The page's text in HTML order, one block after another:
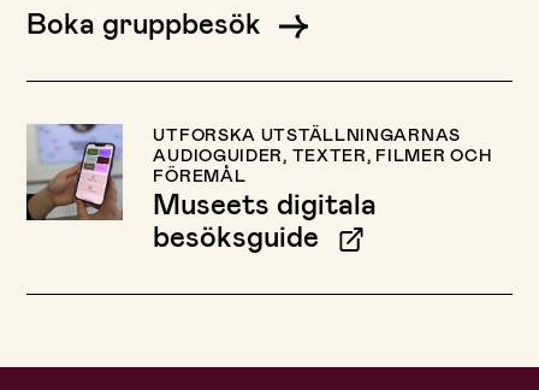
Boka gruppbesök
UTFORSKA UTSTÄLLNINGARNAS
AUDIOGUIDER, TEXTER, FILMER OCH
FÖREMÅL
Museets digitala
besöksguide